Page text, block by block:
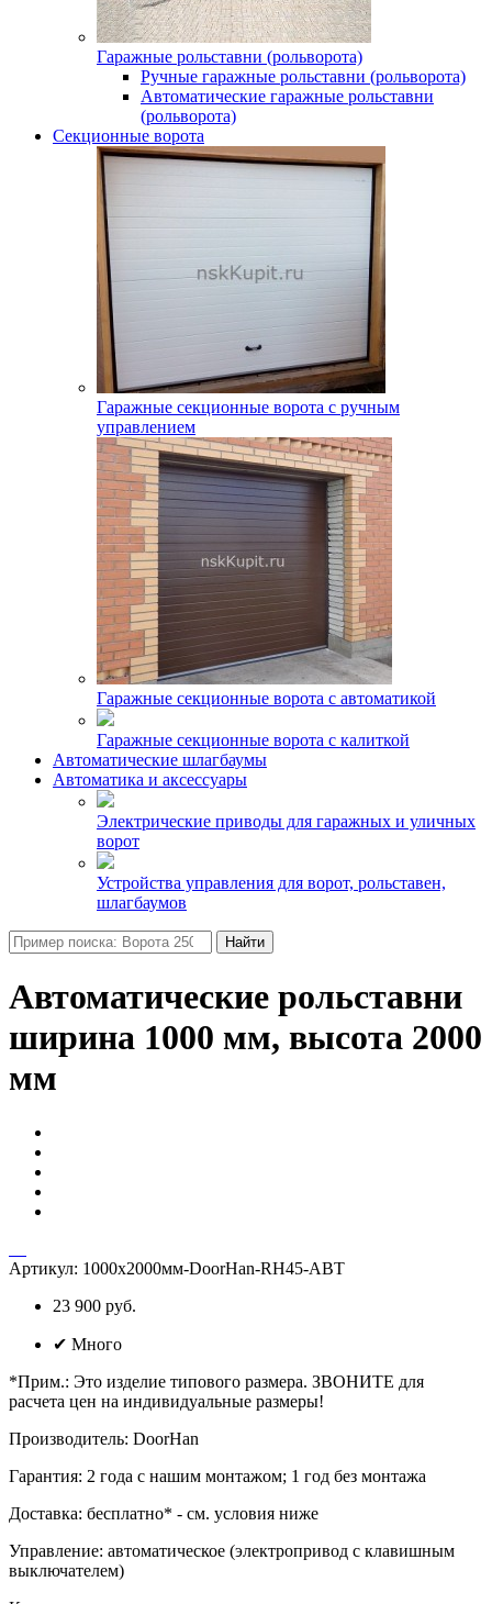
Гаражные рольставни (рольворота)
Ручные гаражные рольставни (рольворота)
Автоматические гаражные рольставни
(рольворота)
Секционные ворота
Гаражные секционные ворота с ручным
управлением
Гаражные секционные ворота с автоматикой
Гаражные секционные ворота с калиткой
Автоматические шлагбаумы
Автоматика и аксессуары
Электрические приводы для гаражных и уличных
ворот
Устройства управления для ворот, рольставен,
шлагбаумов
Найти
Автоматические рольставни
ширина 1000 мм, высота 2000
мм
Артикул: 1000х2000мм-DoorHan-RH45-АВТ
23 900 руб.
✔ Много
*Прим.: Это изделие типового размера. ЗВОНИТЕ для
расчета цен на индивидуальные размеры!
Производитель: DoorHan
Гарантия: 2 года с нашим монтажом; 1 год без монтажа
Доставка: бесплатно* - см. условия ниже
Управление: автоматическое (электропривод с клавишным
выключателем)